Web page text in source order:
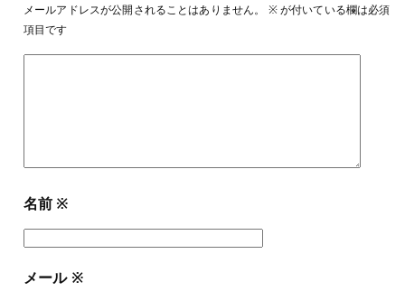
メールアドレスが公開されることはありません。 ※が付いている欄は必須
項目です
名前 ※
メール ※